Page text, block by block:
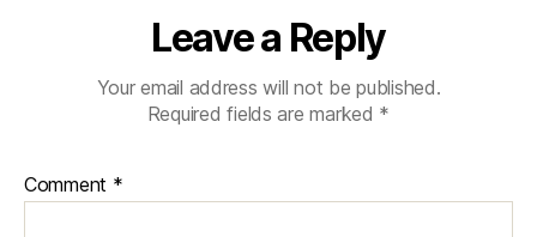
Leave a Reply
Your email address will not be published.
Required fields are marked *
Comment *